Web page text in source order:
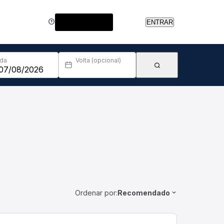
ENTRAR
Volta (opcional)
Ordenar por:Recomendado